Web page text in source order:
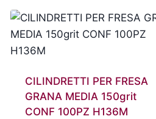
CILINDRETTI PER FRESA
GRANA MEDIA 150grit
CONF 100PZ H136M